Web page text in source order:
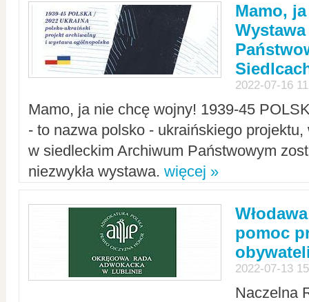
Mamo,
2022-07-16
Mamo, ja nie chcę wojny! 1939-45
- to nazwa polsko - ukraińskiego
w siedleckim Archiwum Państwowym
niezwykła wystawa. więcej »
pomoc
2022-07-13
Naczelna